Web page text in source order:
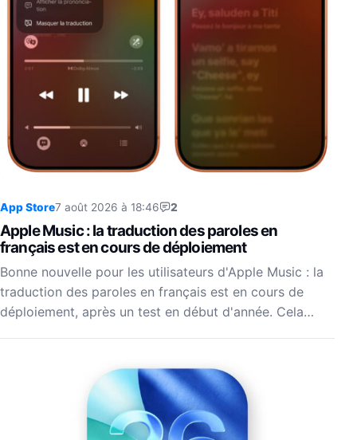
App Store7 août 2026 à 18:46 2
Apple Music : la traduction des paroles en
français est en cours de déploiement
Bonne nouvelle pour les utilisateurs d'Apple Music : la
traduction des paroles en français est en cours de
déploiement, après un test en début d'année. Cela…